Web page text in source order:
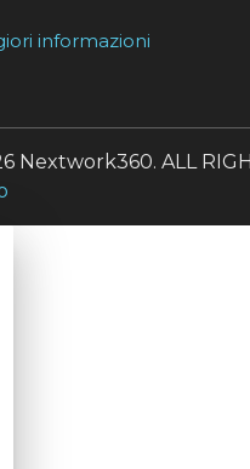
informazioni
ALL